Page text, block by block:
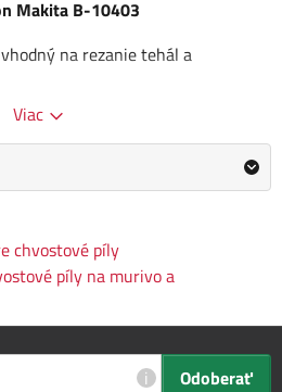
Makita B-10403
na rezanie tehál a
pre chvostové píly na murivo a
Informace o výrobci
1.0 cm
Viac
chvostové píly
píly na murivo a
i Odoberať